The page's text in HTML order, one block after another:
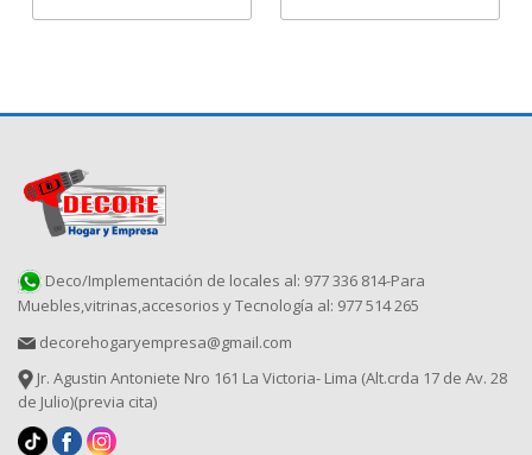
Deco/Implementación de locales al: 977 336 814-Para
Muebles,vitrinas,accesorios y Tecnología al: 977 514 265
decorehogaryempresa@gmail.com
Jr. Agustin Antoniete Nro 161 La Victoria- Lima (Alt.crda 17 de Av. 28
de Julio)(previa cita)